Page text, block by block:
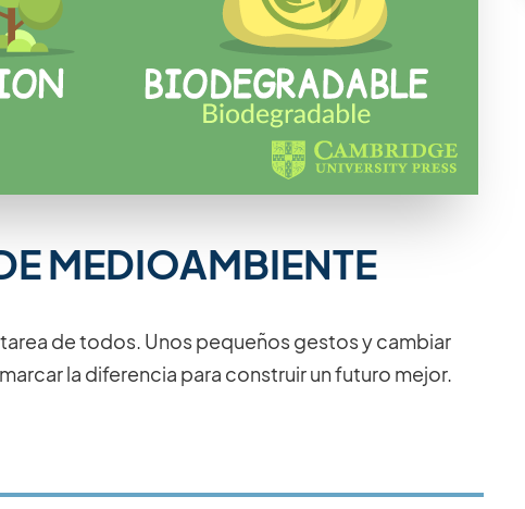
MEDIOAMBIENTE
de todos. Unos pequeños gestos y cambiar
la diferencia para construir un futuro mejor.